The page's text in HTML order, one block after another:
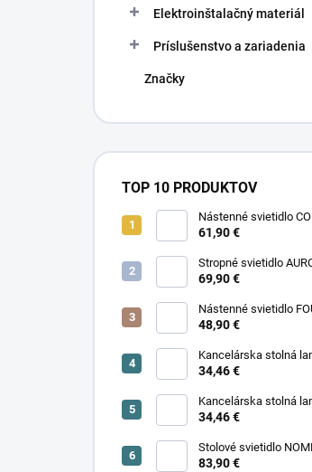
Elektroinštalačný materiál
Príslušenstvo a zariadenia
Značky
TOP 10 PRODUKTOV
Nástenné svietidlo
11977
61,90 €
Stropné svietidlo
11971
69,90 €
Nástenné svietidlo
WALL S 10888
48,90 €
Kancelárska stolná
PIXA KT-40-GR BL
34,46 €
Kancelárska stolná
PIXA KT-40-BE 90419
34,46 €
Stolové svietidlo
83,90 €